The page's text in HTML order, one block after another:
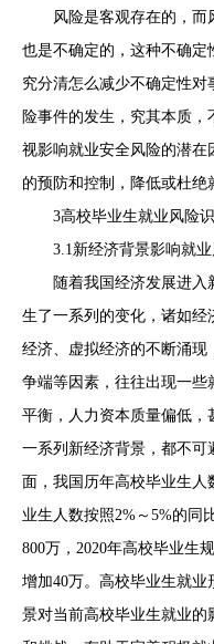
风险是客观存在的，而
也是不确定的，这种不确
究分清怎么减少不确定性
险事件的发生，究其本质
视影响就业安全风险的潜
的预防和控制，降低或杜绝
3高校毕业生就业风险
3.1新经济背景影响就
随着我国经济发展进
生了一系列的变化，诸如经
经济、虚拟经济的不断涌现
争端等因素，往往出现一些
平衡，人力资本质量偏低
一系列新经济背景，都不
面，我国历年高校毕业生人
业生人数按照2%～5%的同
800万，2020年高校毕业生
增加40万。高校毕业生就
景对当前高校毕业生就业